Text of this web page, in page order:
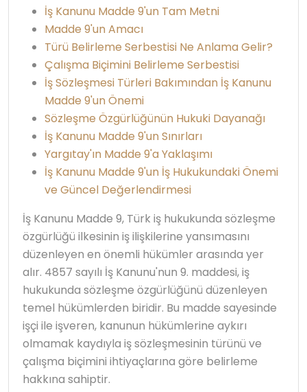
İş Kanunu Madde 9'un Tam Metni
Madde 9'un Amacı
Türü Belirleme Serbestisi Ne Anlama Gelir?
Çalışma Biçimini Belirleme Serbestisi
İş Sözleşmesi Türleri Bakımından İş Kanunu
Madde 9'un Önemi
Sözleşme Özgürlüğünün Hukuki Dayanağı
İş Kanunu Madde 9'un Sınırları
Yargıtay'ın Madde 9'a Yaklaşımı
İş Kanunu Madde 9'un İş Hukukundaki Önemi
ve Güncel Değerlendirmesi
İş Kanunu Madde 9, Türk iş hukukunda sözleşme
özgürlüğü ilkesinin iş ilişkilerine yansımasını
düzenleyen en önemli hükümler arasında yer
alır. 4857 sayılı İş Kanunu'nun 9. maddesi, iş
hukukunda sözleşme özgürlüğünü düzenleyen
temel hükümlerden biridir. Bu madde sayesinde
işçi ile işveren, kanunun hükümlerine aykırı
olmamak kaydıyla iş sözleşmesinin türünü ve
çalışma biçimini ihtiyaçlarına göre belirleme
hakkına sahiptir.